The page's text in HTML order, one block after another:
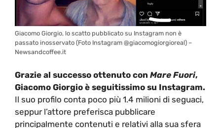
Giacomo Giorgio, lo scatto pubblicato su Instagram non è
passato inosservato (Foto Instagram @giacomogiorgioreal) –
Newsandcoffee.it
Grazie al successo ottenuto con Mare Fuori,
Giacomo Giorgio è seguitissimo su Instagram.
Il suo profilo conta poco più 1.4 milioni di seguaci,
seppur l’attore preferisca pubblicare
principalmente contenuti e relativi alla sua sfera